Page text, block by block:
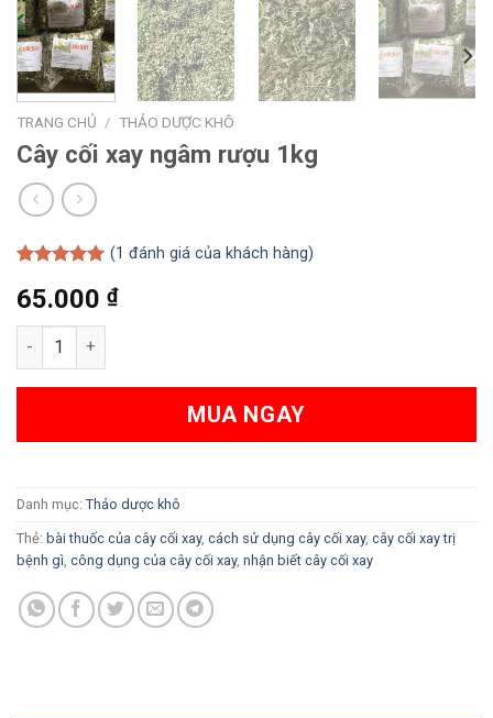
TRANG CHỦ / THẢO DƯỢC KHÔ
Cây cối xay ngâm rượu 1kg
dựa trên
(1 đánh giá của khách hàng)
65.000 ₫
Cây cối xay ngâm rượu 1kg số lượng
MUA NGAY
Danh mục: Thảo dược khô
Thẻ: bài thuốc của cây cối xay, cách sử dụng cây cối xay, cây cối xay trị
bệnh gì công dụng của cây cối xay, nhận biết cây cối xay